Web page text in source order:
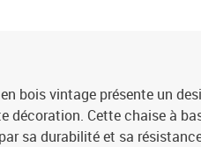
bois vintage présente un
décoration. Cette chaise à
sa durabilité et sa